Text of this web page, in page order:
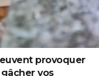
provoquer
vos